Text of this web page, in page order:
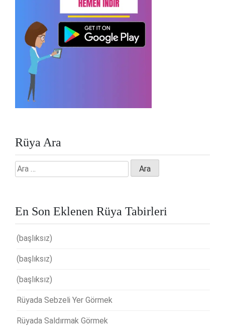
Rüya Ara
Arama:
En Son Eklenen Rüya Tabirleri
(başlıksız)
(başlıksız)
(başlıksız)
Rüyada Sebzeli Yer Görmek
Rüyada Saldırmak Görmek